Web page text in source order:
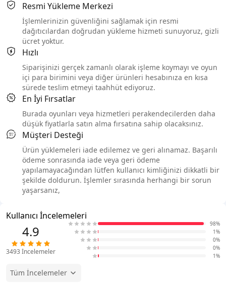
Resmi Yükleme Merkezi
İşlemlerinizin güvenliğini sağlamak için resmi
dağıtıcılardan doğrudan yükleme hizmeti sunuyoruz, gizli
ücret yoktur.
Hızlı
Siparişinizi gerçek zamanlı olarak işleme koymayı ve oyun
içi para birimini veya diğer ürünleri hesabınıza en kısa
sürede teslim etmeyi taahhüt ediyoruz.
En İyi Fırsatlar
Burada oyunları veya hizmetleri perakendecilerden daha
düşük fiyatlarla satın alma fırsatına sahip olacaksınız.
Müşteri Desteği
Ürün yüklemeleri iade edilemez ve geri alınamaz. Başarılı
ödeme sonrasında iade veya geri ödeme
yapılamayacağından lütfen kullanıcı kimliğinizi dikkatli bir
şekilde doldurun. İşlemler sırasında herhangi bir sorun
yaşarsanız,
Kullanıcı İncelemeleri
4.9
3493 İncelemeler
98%
1%
0%
0%
1%
Tüm İncelemeler